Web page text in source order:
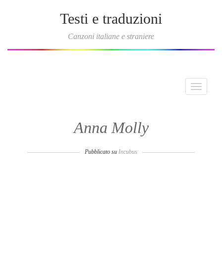
Testi e traduzioni
Canzoni italiane e straniere
Toggle
Anna Molly
Pubblicato su Incubus